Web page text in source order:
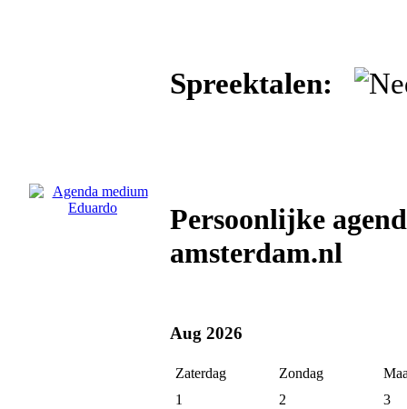
Spreektalen:
Persoonlijke
amsterdam.nl
Aug 2026
Zaterdag Zondag
1
2
3